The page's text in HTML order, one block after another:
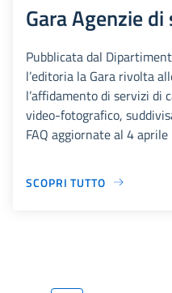
Gara Agenzie
Pubblicata dal
l’editoria la Gara rivolta
l’affidamento di servizi di
video-fotografico,
FAQ aggiornate al 4
SCOPRI TUTTO